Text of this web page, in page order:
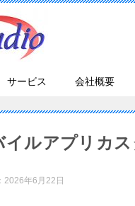
サービス 会社概要
イルアプリカ
2026年6月22日